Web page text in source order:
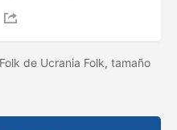
de Ucrania Folk, tamaño